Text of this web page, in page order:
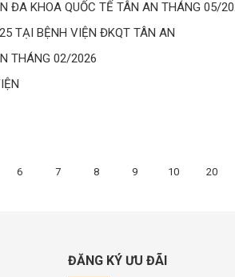
ĐA KHOA QUỐC TẾ TÂN AN THÁNG 05/
TẠI BỆNH VIỆN ĐKQT TÂN AN
THÁNG 02/2026
6 7 8 9 10 20
ĐĂNG KÝ ƯU ĐÃI